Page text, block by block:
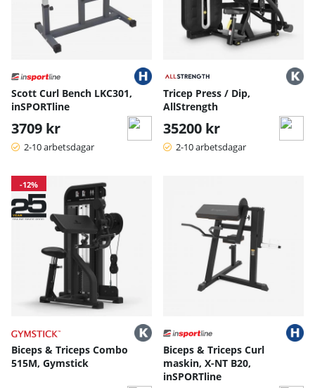
Scott Curl Bench LKC301,
inSPORTline
3709 kr
2-10 arbetsdagar
Tricep Press / Dip,
AllStrength
35200 kr
2-10 arbetsdagar
-12%
Biceps & Triceps Combo
515M, Gymstick
Biceps & Triceps Curl
maskin, X-NT B20,
inSPORTline